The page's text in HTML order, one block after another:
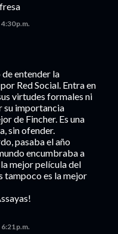
p.m.
de entender la
Red Social. Entra en
virtudes formales ni
su importancia
de Fincher. Es una
sin ofender.
pasaba el año
encumbraba a
mejor película del
tampoco es la mejor
p.m.